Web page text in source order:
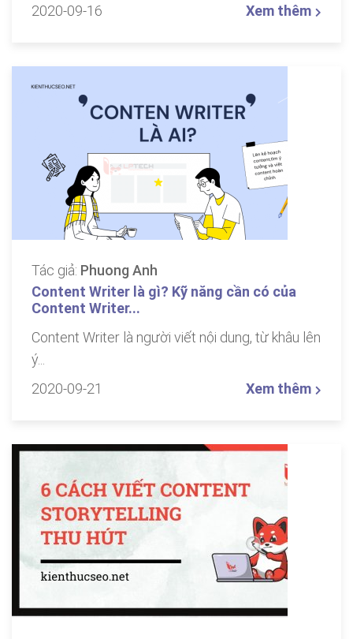
2020-09-16 Xem thêm
Tác giả: Phuong Anh
Content Writer là gì? Kỹ năng cần có của
Content Writer...
Content Writer là người viết nội dung, từ khâu lên
ý...
2020-09-21
Xem thêm